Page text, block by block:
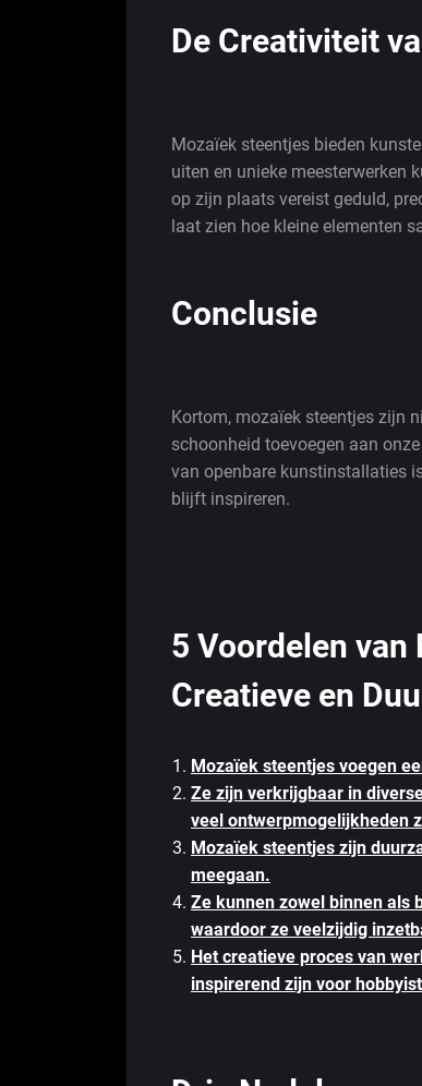
De Creativiteit
Mozaïek steentjes bieden
uiten en unieke meesterwerken
op zijn plaats vereist geduld,
laat zien hoe kleine elementen
Conclusie
Kortom, mozaïek steentjes zijn
schoonheid toevoegen aan
van openbare kunstinstallaties
blijft inspireren.
5 Voordelen
Creatieve en
Mozaïek steentjes voegen
Ze zijn verkrijgbaar in
veel ontwerpmogelijkheden
Mozaïek steentjes zijn
meegaan.
Ze kunnen zowel binnen als
waardoor ze veelzijdig
Het creatieve proces van
inspirerend zijn voor